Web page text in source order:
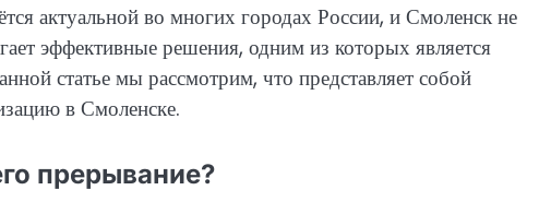
актуальной во многих городах России, и Смоленск не
эффективные решения, одним из которых является
статье мы рассмотрим, что представляет собой
в Смоленске.
прерывание?